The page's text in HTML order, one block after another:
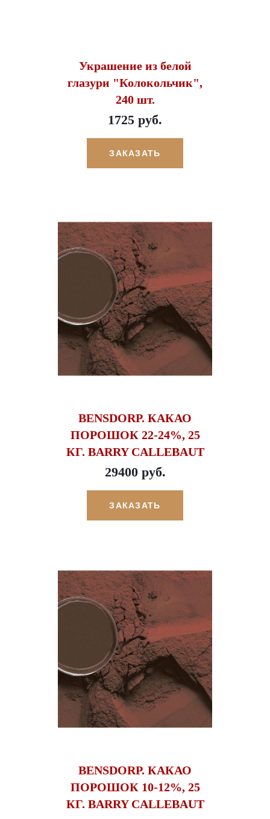
Украшение из белой
глазури "Колокольчик",
240 шт.
1725 руб.
ЗАКАЗАТЬ
BENSDORP. КАКАО
ПОРОШОК 22-24%, 25
КГ. BARRY CALLEBAUT
29400 руб.
ЗАКАЗАТЬ
BENSDORP. КАКАО
ПОРОШОК 10-12%, 25
КГ. BARRY CALLEBAUT